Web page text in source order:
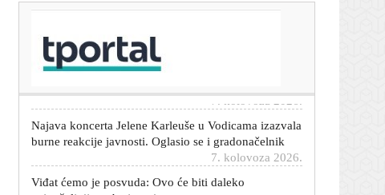
T-portal.hr
Modrić svojom reakcijom sve oduševio
burne reakcije javnosti. Oglasio se i gradonačelnik
7. kolovoza 2026.
Viđat ćemo je posvuda: Ovo će biti daleko
7. kolovoza 2026.